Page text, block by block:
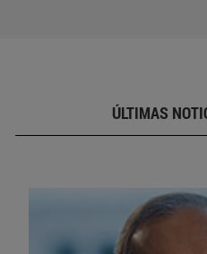
ÚLTIMAS